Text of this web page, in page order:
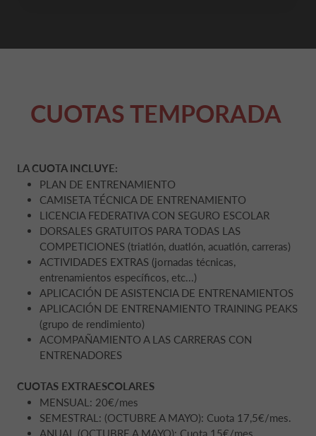
CUOTAS TEMPORADA
LA CUOTA INCLUYE:
PLAN DE ENTRENAMIENTO
CAMISETA TÉCNICA DE ENTRENAMIENTO
LICENCIA FEDERATIVA CON SEGURO ESCOLAR
DORSALES GRATUITOS PARA TODAS LAS
COMPETICIONES (triatlón, duatlón, acuatlón, carreras)
ACTIVIDADES EXTRAS (jornadas técnicas,
entrenamientos específicos, etc...)
APLICACIÓN DE ASISTENCIA DE ENTRENAMIENTOS
APLICACIÓN DE ENTRENAMIENTO TRAINING PEAKS
(grupo de rendimiento)
ACOMPAÑAMIENTO A LAS CARRERAS CON
ENTRENADORES
CUOTAS EXTRAESCOLARES
MENSUAL: 20€/mes
SEMESTRAL: (OCTUBRE A MAYO): Cuota 17,5€/mes.
ANUAL (OCTUBRE A MAYO): Cuota 15€/mes.